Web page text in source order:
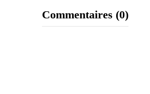
Commentaires (0)